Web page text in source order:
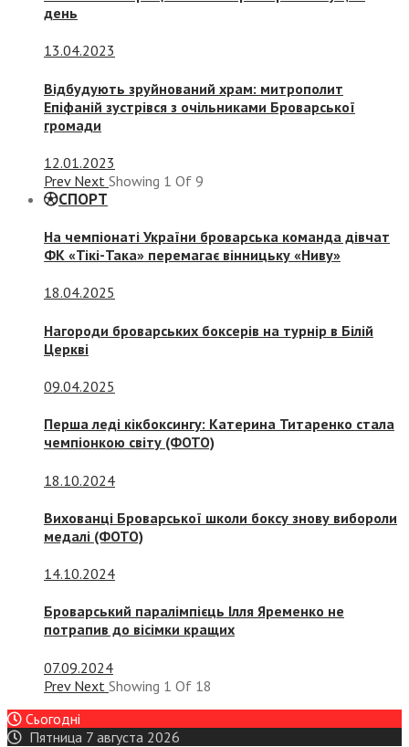
день
13.04.2023
Відбудують зруйнований храм: митрополит
Епіфаній зустрівся з очільниками Броварської
громади
12.01.2023
Prev Next Showing 1 Of 9
СПОРТ
На чемпіонаті України броварська команда дівчат
ФК «Тікі-Така» перемагає вінницьку «Ниву»
18.04.2025
Нагороди броварських боксерів на турнір в Білій
Церкві
09.04.2025
Перша леді кікбоксингу: Катерина Титаренко стала
чемпіонкою світу (ФОТО)
18.10.2024
Вихованці Броварської школи боксу знову вибороли
медалі (ФОТО)
14.10.2024
Броварський паралімпієць Ілля Яременко не
потрапив до вісімки кращих
07.09.2024
Prev Next Showing 1 Of 18
Сьогодні
Пятница 7 августа 2026